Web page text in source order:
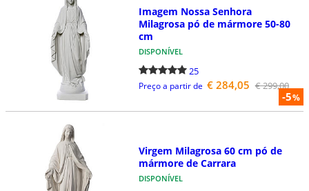
-5%
Imagem Nossa Senhora
Milagrosa pó de mármore 50-80
cm
DISPONÍVEL
25
Preço a partir de € 284,05 € 299,00
Virgem Milagrosa 60 cm pó de
mármore de Carrara
DISPONÍVEL